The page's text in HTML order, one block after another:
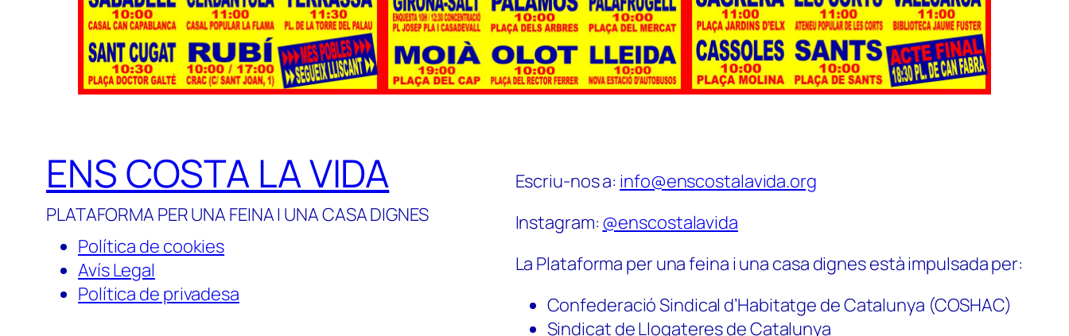
ENS COSTA LA VIDA
PLATAFORMA PER UNA FEINA I UNA CASA DIGNES
Política de cookies
Avís Legal
Política de privadesa
Escriu-nos a: info@enscostalavida.org
Instagram: @enscostalavida
La Plataforma per una feina i una casa dignes està impulsada per:
Confederació Sindical d’Habitatge de Catalunya (COSHAC)
Sindicat de Llogateres de Catalunya